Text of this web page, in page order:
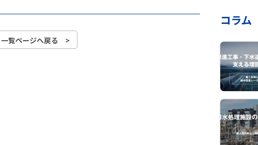
一覧ページへ戻る >
コラム